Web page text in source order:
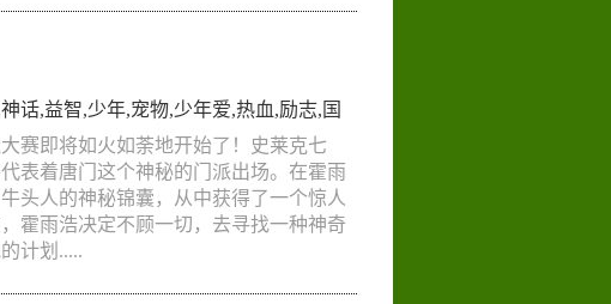
神话,益智,少年,宠物,少年爱,热血,励志, 国
赛即将如火如荼地开始了！史莱克七
表着唐门这个神秘的门派出场。在霍雨
头人的神秘锦囊，从中获得了一个惊人
霍雨浩决定不顾一切，去寻找一种神奇
计划.....